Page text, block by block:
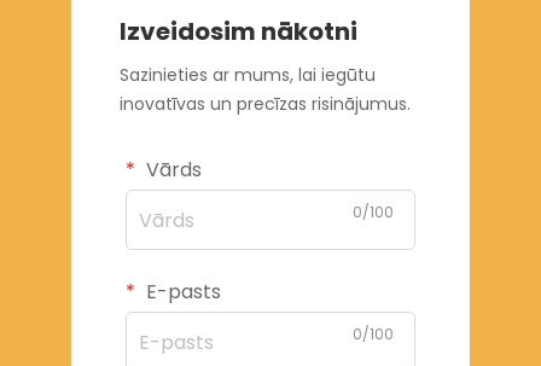
Izveidosim nākotni
Sazinieties ar mums, lai iegūtu
inovatīvas un precīzas risinājumus.
Vārds
0/100
E-pasts
0/100